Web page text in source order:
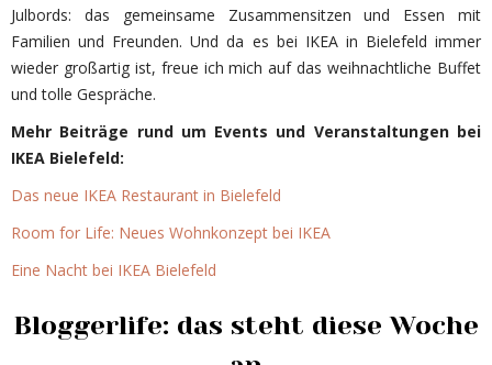
Julbords: das gemeinsame Zusammensitzen und Essen mit
Familien und Freunden. Und da es bei IKEA in Bielefeld immer
wieder großartig ist, freue ich mich auf das weihnachtliche Buffet
und tolle Gespräche.
Mehr Beiträge rund um Events und Veranstaltungen bei
IKEA Bielefeld:
Das neue IKEA Restaurant in Bielefeld
Room for Life: Neues Wohnkonzept bei IKEA
Eine Nacht bei IKEA Bielefeld
Bloggerlife: das steht diese Woche